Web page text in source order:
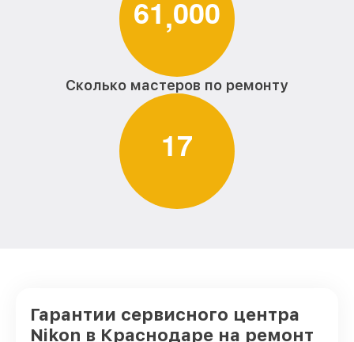
61,000
Сколько мастеров по ремонту
17
Гарантии сервисного центра
Nikon в Краснодаре на ремонт